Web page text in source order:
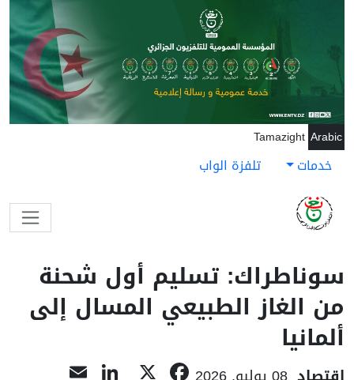
تجاوز إلى المحتوى الرئيسي
Arabic
Tamazight
خدمات تلفزة الواب
سوناطراك: تسليم أول شحنة
من الغاز الطبيعي المسال إلى
ألمانيا